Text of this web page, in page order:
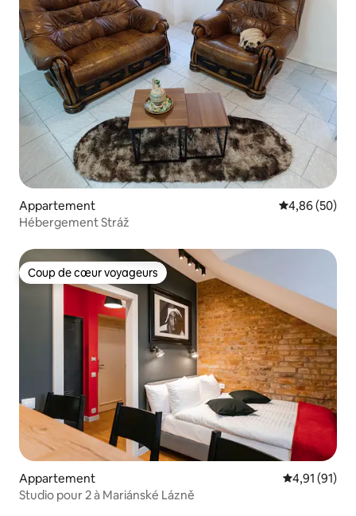
Appartement Évaluation
4,86 (50)
Hébergement Stráž
Coup de cœur voyageurs
Coup de cœur voyageurs
Appartement Évaluation
4,91 (91)
Studio pour 2 à Mariánské Lázně